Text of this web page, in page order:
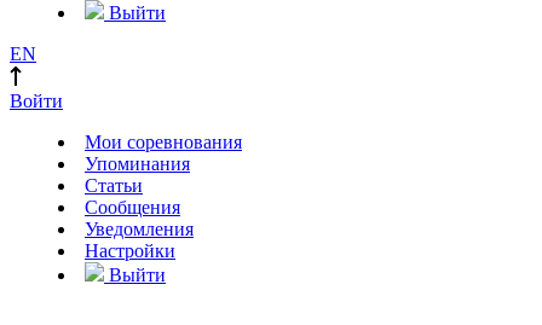
Выйти
EN
Войти
Мои соревнования
Упоминания
Статьи
Сообщения
Уведомления
Настройки
Выйти